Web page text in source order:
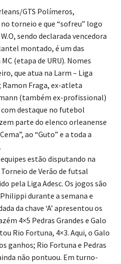
GTS Polímeros,
torneio e que “sofreu” logo
sendo declarada vencedora
montado, é um das
(etapa de URU). Nomes
que atua na Larm – Liga
Fraga, ex-atleta
(também ex-profissional)
destaque no futebol
parte do elenco orleanense
ao “Guto” e a toda a
equipes estão disputando na
de Verão de futsal
pela Liga Adesc. Os jogos são
durante a semana e
da chave ‘A’ apresentou os
4×5 Pedras Grandes e Galo
Rio Fortuna, 4×3. Aqui, o Galo
ganhos; Rio Fortuna e Pedras
não pontuou. Em turno-